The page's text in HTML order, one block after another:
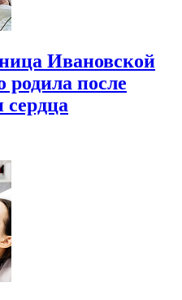
Ивановской
родила после
сердца